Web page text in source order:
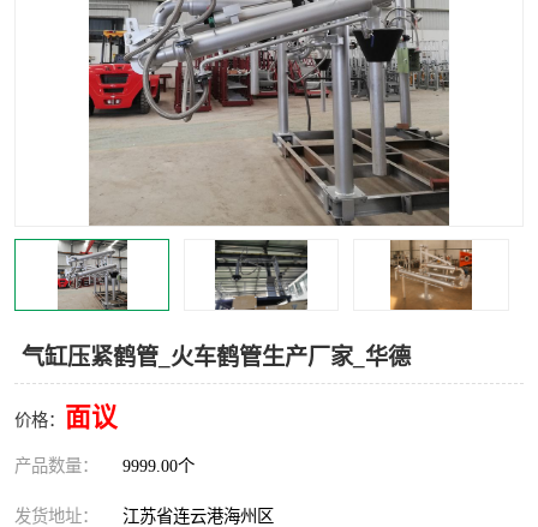
气缸压紧鹤管_火车鹤管生产厂家_华德
价格： 面议
产品数量： 9999.00个
发货地址： 江苏省连云港海州区
装车鹤管 输油臂
紧急脱离干式接头 火车鹤管
汽车鹤管 顶部鹤管
低温鹤管
浮动出油装置 鹤管